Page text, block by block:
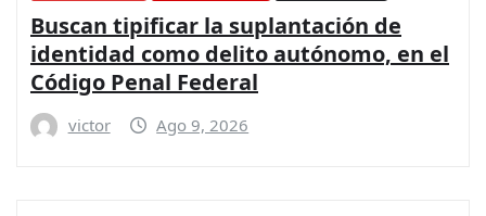
Buscan tipificar la suplantación de
identidad como delito autónomo, en el
Código Penal Federal
victor Ago 9, 2026